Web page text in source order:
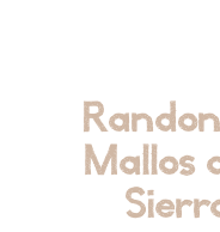
Mallos